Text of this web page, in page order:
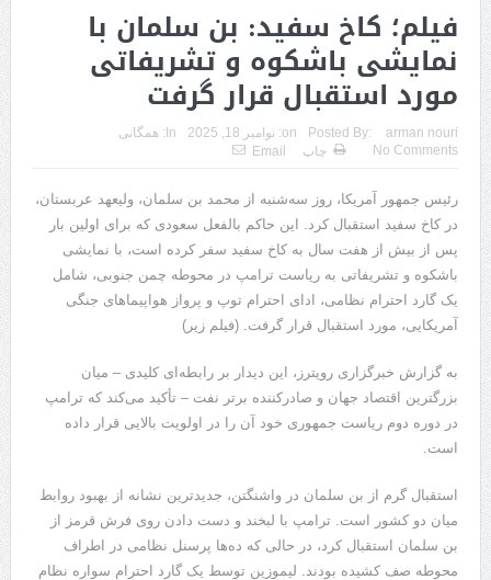
فیلم؛ کاخ سفید: بن سلمان با
نمایشی باشکوه و تشریفاتی
مورد استقبال قرار گرفت
Posted By: arman nouri
on: نوامبر 18, 2025 In: همگانی
No Comments
چاپ Email
رئیس جمهور آمریکا، روز سه‌شنبه از محمد بن سلمان، ولیعهد عربستان،
در کاخ سفید استقبال کرد. این حاکم بالفعل سعودی که برای اولین بار
پس از بیش از هفت سال به کاخ سفید سفر کرده است، با نمایشی
باشکوه و تشریفاتی به ریاست ترامپ در محوطه چمن جنوبی، شامل
یک گارد احترام نظامی، ادای احترام توپ و پرواز هواپیماهای جنگی
آمریکایی، مورد استقبال قرار گرفت. (فیلم زیر)
به گزارش خبرگزاری رویترز، این دیدار بر رابطه‌ای کلیدی – میان
بزرگترین اقتصاد جهان و صادرکننده برتر نفت – تأکید می‌کند که ترامپ
در دوره دوم ریاست جمهوری خود آن را در اولویت بالایی قرار داده
است.
استقبال گرم از بن سلمان در واشنگتن، جدیدترین نشانه از بهبود روابط
میان دو کشور است. ترامپ با لبخند و دست دادن روی فرش قرمز از
بن سلمان استقبال کرد، در حالی که ده‌ها پرسنل نظامی در اطراف
محوطه صف کشیده بودند. لیموزین توسط یک گارد احترام سواره نظام